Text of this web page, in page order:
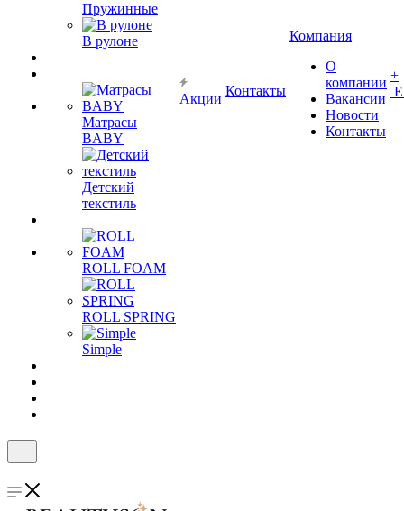
Пружинные
В рулоне
Матрасы
BABY
Детский
текстиль
ROLL FOAM
ROLL SPRING
Simple
Акции
Контакты
Компания
О
компании
Вакансии
Новости
Контакты
+